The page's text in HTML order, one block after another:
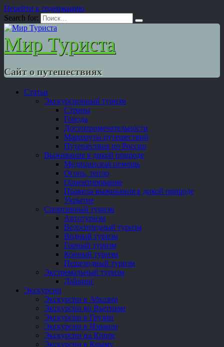
Перейти к содержанию
Search for:
Мир Туриста
Сайт о путешествиях
Статьи
Экскурсионный туризм
Страны
Города
Достопримечательности
Маршруты путешествий
Путешествия по России
Выживание в дикой природе
Медицинская помощь
Огонь, тепло
Ориентирование
Правила выживания в дикой природе
Укрытие
Спортивный туризм
Автотуризм
Велосипедный туризм
Водный туризм
Горный туризм
Конный туризм
Пешеходный туризм
Экстремальный туризм
Дайвинг
Экскурсии
Экскурсии в Абхазии
Экскурсии во Вьетнаме
Экскурсии в Грузии
Экскурсии в Израиле
Экскурсии на Кипре
Экскурсии в Крыму